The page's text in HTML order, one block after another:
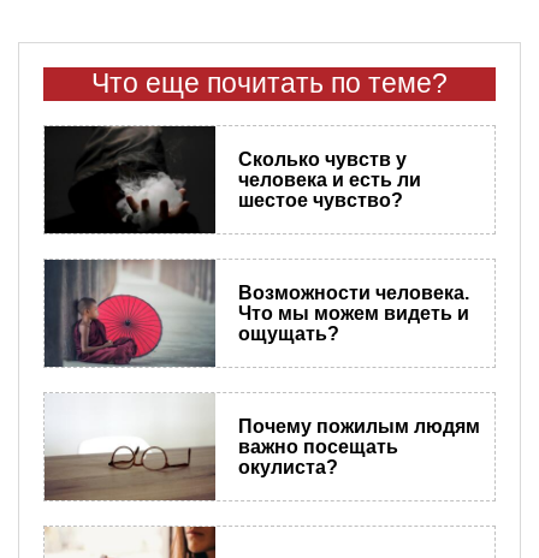
Что еще почитать по теме?
Сколько чувств у
человека и есть ли
шестое чувство?
Возможности человека.
Что мы можем видеть и
ощущать?
Почему пожилым людям
важно посещать
окулиста?